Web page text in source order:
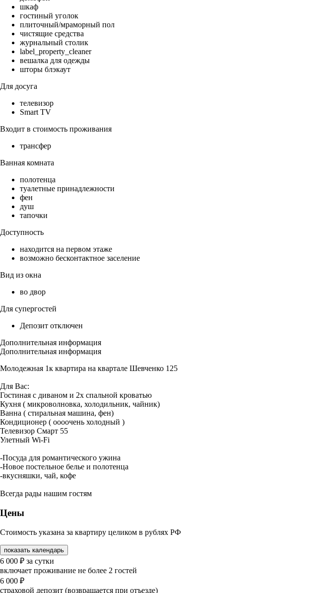
шкаф
гостиный уголок
плиточный/мраморный пол
чистящие средства
журнальный столик
label_property_cleaner
вешалка для одежды
шторы блэкаут
Для досуга
телевизор
Smart TV
Входит в стоимость проживания
трансфер
Ванная комната
полотенца
туалетные принадлежности
фен
душ
тапочки
Доступность
находится на первом этаже
возможно бесконтактное заселение
Вид из окна
во двор
Для супергостей
Депозит отключен
Дополнительная информация
Дополнительная информация
Молодежная 1к квартира на квартале Шевченко 125
Для Вас:
Гостиная с диваном и 2х спальной кроватью
Кухня ( микроволновка, холодильник, чайник)
Ванна ( стиральная машина, фен)
Кондиционер ( оооочень холодный )
Телевизор Смарт 55
Улетный Wi-Fi
-Посуда для романтического ужина
-Новое постельное белье и полотенца
-вкусняшки, чай, кофе
Всегда рады нашим гостям
Цены
Стоимость указана за квартиру целиком в рублях РФ
показать календарь
6 000 ₽ за сутки
включает проживание не более 2 гостей
6 000 ₽
страховой депозит (возвращается при отъезде)